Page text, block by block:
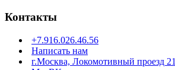
Контакты
+7.916.026.46.56
Написать нам
г.Москва, Локомотивный проезд 21